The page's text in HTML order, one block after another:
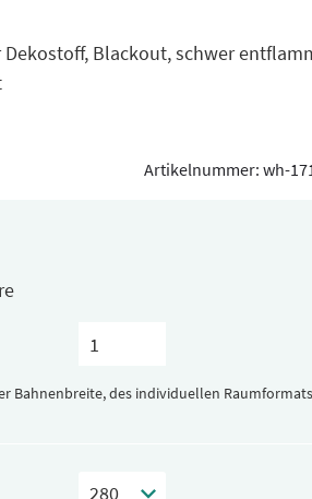
Blackout, schwer
Artikelnummer: wh-
Bahnenbreite, des individuellen